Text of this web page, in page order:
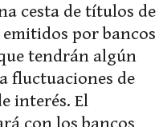
cesta de títulos de
por bancos
tendrán algún
fluctuaciones de
interés. El